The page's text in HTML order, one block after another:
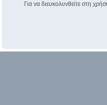
Για να διευκολυνθείτε στη